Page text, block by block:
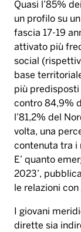
Quasi l’85%
un profilo su
fascia 17-19
attivato più
social
base
più
contro 84,9%
l’81,2% del
volta, una
contenuta tra i
E’ quanto
2023’,
le relazioni
I giovani
dirette sia